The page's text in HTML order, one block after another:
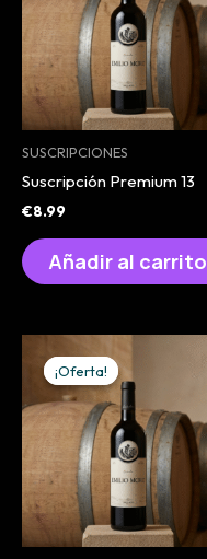
SUSCRIPCIONES
Suscripción Premium 13
€8.99
Añadir al carrito
¡Oferta!
¡Oferta!